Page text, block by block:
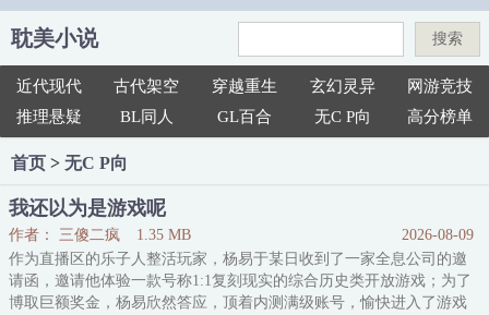
耽美小说 搜索
近代现代 古代架空 穿越重生 玄幻灵异
网游竞技
推理悬疑
BL同人 GL百合 无C P向 高分榜单
首页 > 无C P向
我还以为是游戏呢
作者： 三傻二疯 1.35 MB
2026-08-09
作为直播区的乐子人整活玩家，杨易于某日收到了一家全息公司的邀
请函，邀请他体验一款号称1:1复刻现实的综合历史类开放游戏；为了
博取巨额奖金，杨易欣然答应，顶着内测满级账号，愉快进入了游戏